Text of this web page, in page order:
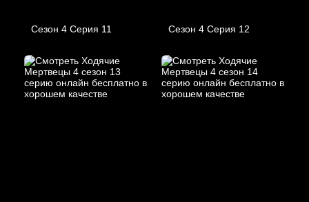
Сезон 4 Серия 11 Сезон 4 Серия 12